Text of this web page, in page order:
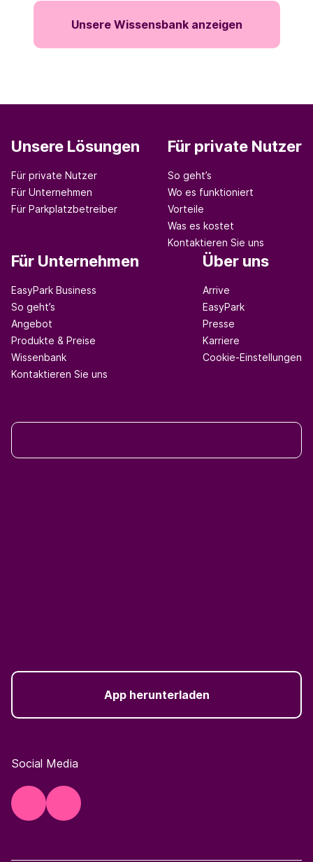
Unsere Wissensbank anzeigen
Unsere Lösungen
Für private Nutzer
Für Unternehmen
Für Parkplatzbetreiber
Für private Nutzer
So geht’s
Wo es funktioniert
Vorteile
Was es kostet
Kontaktieren Sie uns
Für Unternehmen
EasyPark Business
So geht’s
Angebot
Produkte & Preise
Wissenbank
Kontaktieren Sie uns
Über uns
Arrive
EasyPark
Presse
Karriere
Cookie-Einstellungen
App herunterladen
Social Media